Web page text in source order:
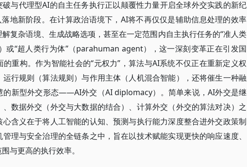
与代理型AI的自主任务执行正以颠覆性力量开启全球外交实践的新纪
地新阶段。在计算政治语境下，AI将不再仅仅是辅助信息处理的效率
复杂语境、生成战略选项，甚至在一定范围内自主执行任务的“准人类
或“超人类行为体”（parahuman agent），这一深刻变革正在引发国
重构。作为智能社会的“元权力”，算法与AI系统不仅正在重新定义权
行规则（算法规则）与作用主体（人机混合智能），还将催生一种融
的新型外交形态——AI外交（AI diplomacy）。简单来说，AI外交是继
数据外交（外交与大数据的结合）、计算外交（外交的算法对决）之
含义在于将人工智能的认知、预测与执行能力深度整合进外交政策制
理与安全治理的全链条之中，旨在以技术赋能实现更快的响应速度、
与更高的执行效率。